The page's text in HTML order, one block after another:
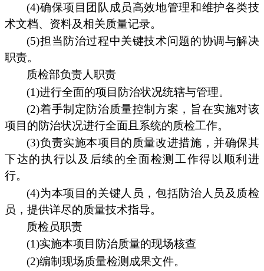
(4)确保项目团队成员高效地管理和维护各类技
术文档、资料及相关质量记录。
(5)担当防治过程中关键技术问题的协调与解决
职责。
质检部负责人职责
(1)进行全面的项目防治状况统辖与管理。
(2)着手制定防治质量控制方案，旨在实施对该
项目的防治状况进行全面且系统的质检工作。
(3)负责实施本项目的质量改进措施，并确保其
下达的执行以及后续的全面检测工作得以顺利进
行。
(4)为本项目的关键人员，包括防治人员及质检
员，提供详尽的质量技术指导。
质检员职责
(1)实施本项目防治质量的现场核查
(2)编制现场质量检测成果文件。